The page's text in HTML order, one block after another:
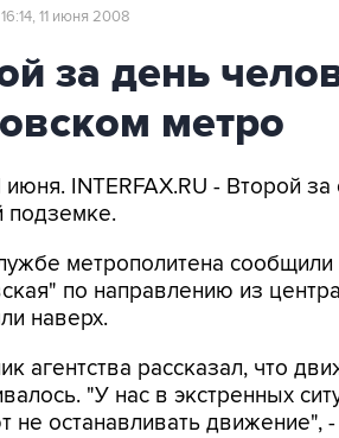
16:14, 11 июня 2008
за день
метро
июня. INTERFAX.RU - Второй
подземке.
метрополитена сообщили
по направлению из
наверх.
агентства рассказал, что
"У нас в экстренных
не останавливать движение",